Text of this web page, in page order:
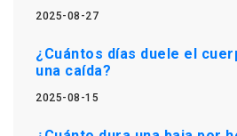
2025-08-27
¿Cuántos días duele el
una caída?
2025-08-15